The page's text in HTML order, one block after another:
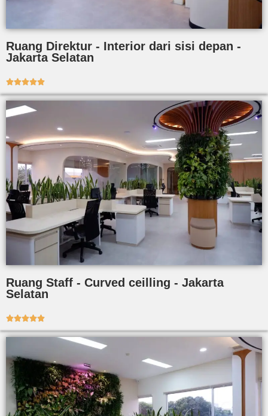
Ruang Direktur - Interior dari sisi depan -
Jakarta Selatan

Ruang Staff - Curved ceilling - Jakarta
Selatan
